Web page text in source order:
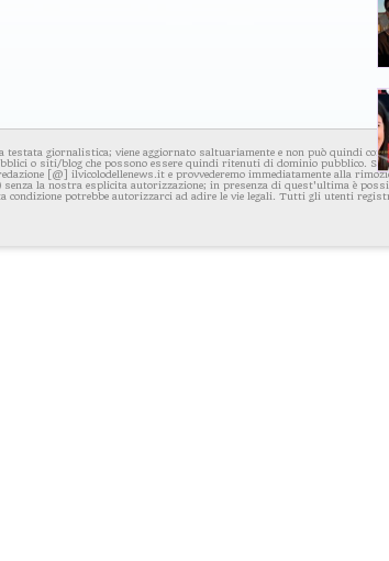
testata giornalistica; viene aggiornato saltuariamente e non può quindi
o siti/blog che possono essere quindi ritenuti di dominio pubblico. Se
[@] ilvicolodellenews.it e provvederemo immediatamente alla
la nostra esplicita autorizzazione; in presenza di quest'ultima è
potrebbe autorizzarci ad adire le vie legali. Tutti gli utenti